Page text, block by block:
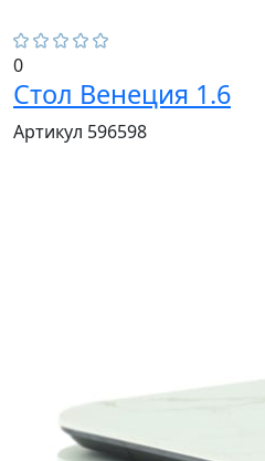
0
Стол Венеция 1.6
Артикул 596598